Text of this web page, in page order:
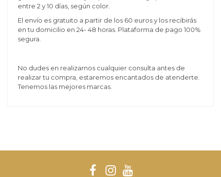
entre 2 y 10 días, según color.
El envío es gratuito a partir de los 60 euros y los recibirás
en tu domicilio en 24- 48 horas. Plataforma de pago 100%
segura.
No dudes en realizarnos cualquier consulta antes de
realizar tu compra, estaremos encantados de atenderte.
Tenemos las mejores marcas.